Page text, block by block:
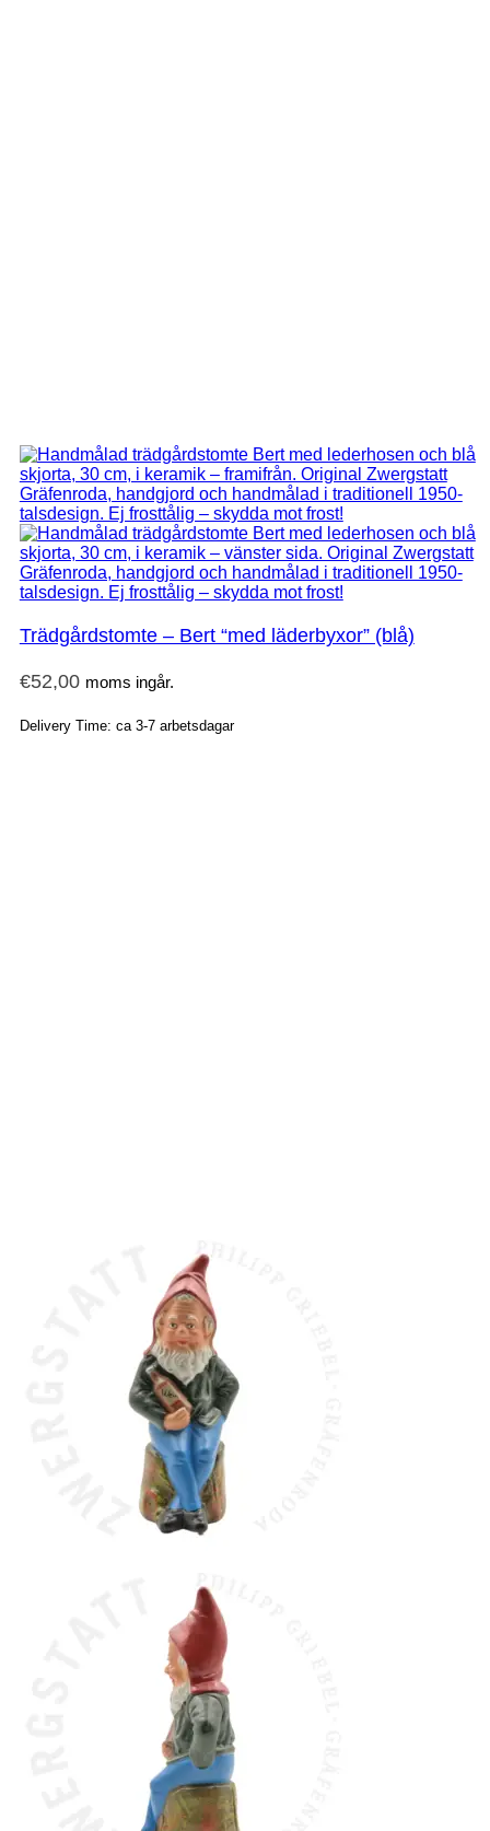
Trädgårdstomte – Bert “med läderbyxor” (blå)
€52,00 moms ingår.
Delivery Time: ca 3-7 arbetsdagar